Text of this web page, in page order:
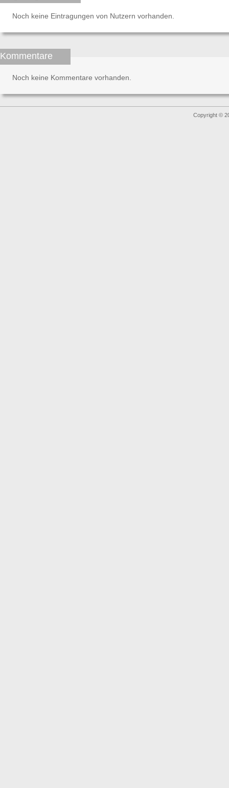
Noch keine Eintragungen von Nutzern vorhanden.
Kommentare
Noch keine Kommentare vorhanden.
Copyright ©